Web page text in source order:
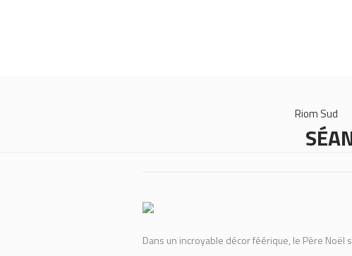
Riom Sud
Dans un incroyable décor féérique, le Père